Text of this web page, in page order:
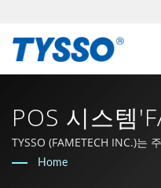
POS 시스템
검색한 결과
TYSSO (FAMETECH INC.)는
ISO-9001 / 9002 인증을 받은
량을 바탕으로 성장하였으며,
Home